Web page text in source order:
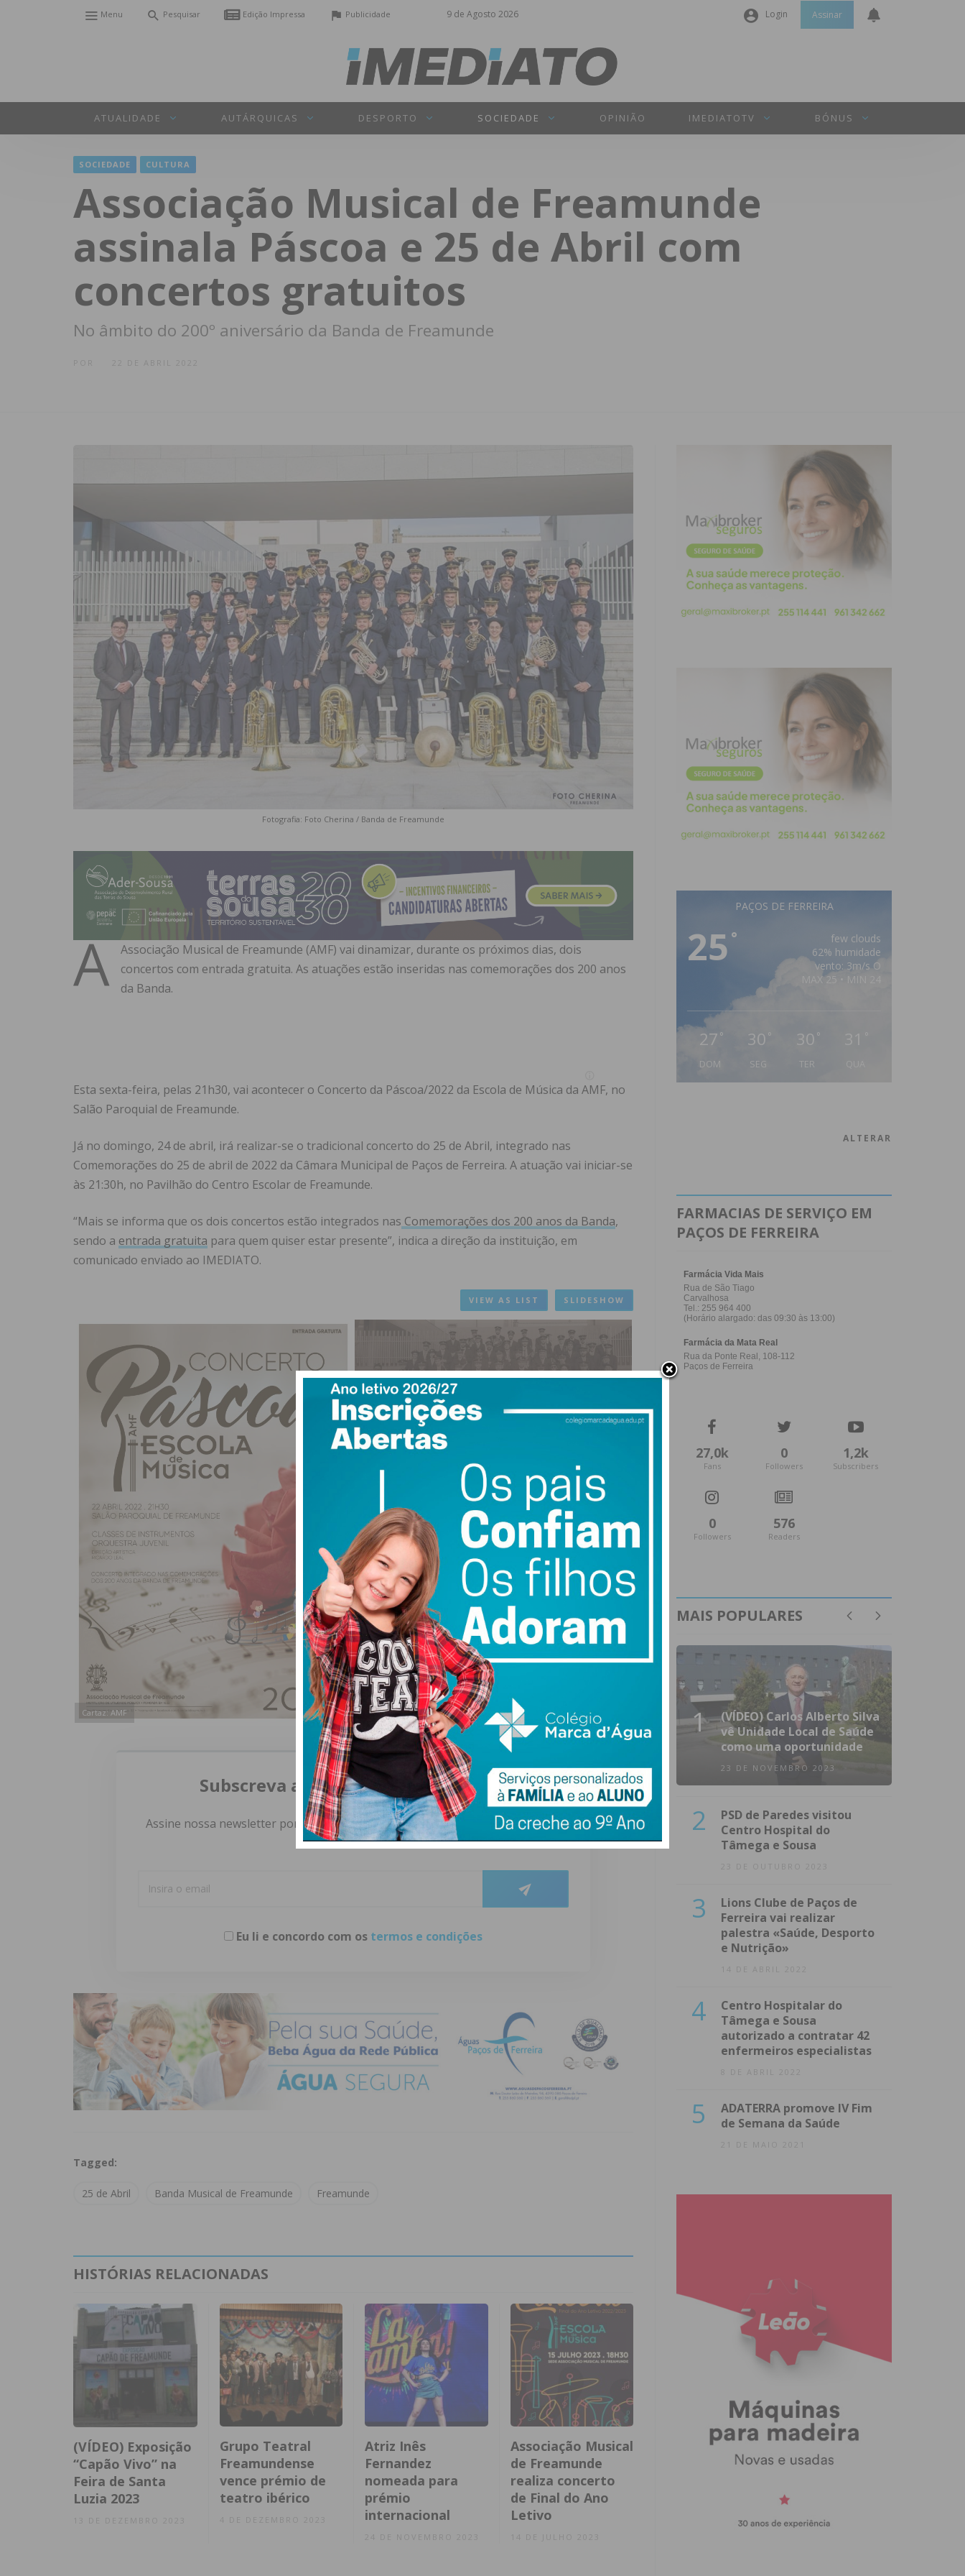
9 de Agosto 2026
Menu Pesquisar Edição Impressa Publicidade Login
Senha
Assinar
ATUALIDADE AUTÁRQUICAS DESPORTO SOCIEDADE OPINIÃO IMEDIATOTV BÓNUS
SOCIEDADE CULTURA
Associação Musical de Freamunde
assinala Páscoa e 25 de Abril com
concertos gratuitos
No âmbito do 200º aniversário da Banda de Freamunde
22 DE ABRIL 2022
Fotografia: Foto Cherina / Banda de Freamunde
A
Associação Musical de Freamunde (AMF) vai dinamizar, durante os próximos dias, dois
concertos com entrada gratuita. As atuações estão inseridas nas comemorações dos 200 anos
da Banda.
Esta sexta-feira, pelas 21h30, vai acontecer o Concerto da Páscoa/2022 da Escola de Música da AMF, no
Salão Paroquial de Freamunde.
Já no domingo, 24 de abril, irá realizar-se o tradicional concerto do 25 de Abril, integrado nas
Comemorações do 25 de abril de 2022 da Câmara Municipal de Paços de Ferreira. A atuação vai iniciar-se
às 21:30h, no Pavilhão do Centro Escolar de Freamunde.
“Mais se informa que os dois concertos estão integrados nas Comemorações dos 200 anos da Banda,
sendo a entrada gratuita para quem quiser estar presente”, indica a direção da instituição, em
comunicado enviado ao IMEDIATO.
VIEW AS LIST SLIDESHOW
Cartaz: AMF Cartaz: AMF
Subscreva a newsletter do Imediato
Assine nossa newsletter por e-mail e obtenha de forma regular a informação
atualizada.
Eu li e concordo com os termos e condições
Tagged:
25 de Abril Banda Musical de Freamunde Freamunde
HISTÓRIAS RELACIONADAS
(VÍDEO) Exposição
“Capão Vivo” na
Feira de Santa
Luzia 2023
Grupo Teatral
Freamundense
vence prémio de
teatro ibérico
4 DE DEZEMBRO 2023
Atriz Inês
Fernandez
nomeada para
prémio
internacional
24 DE NOVEMBRO 2023
Associação Musical
de Freamunde
realiza concerto
de Final do Ano
Letivo
14 DE JULHO 2023
PAÇOS DE FERREIRA
25 °
few clouds
62% humidade
vento: 3m/s O
MAX 25 • MIN 24
27 °
DOM
30 °
SEG
30 °
TER
31 °
ALTERAR
FARMACIAS DE SERVIÇO EM
PAÇOS DE FERREIRA
27,0k
Fans
0
Followers
1,2k
Subscribers
0
Followers
576
Readers
MAIS POPULARES
1
(VÍDEO) Carlos Alberto Silva
vê Unidade Local de Saúde
como uma oportunidade
23 DE NOVEMBRO 2023
2
PSD de Paredes visitou
Centro Hospital do
Tâmega e Sousa
23 DE OUTUBRO 2023
3
Lions Clube de Paços de
Ferreira vai realizar
palestra «Saúde, Desporto
e Nutrição»
14 DE ABRIL 2022
4
Centro Hospitalar do
Tâmega e Sousa
autorizado a contratar 42
enfermeiros especialistas
8 DE ABRIL 2022
5
ADATERRA promove IV Fim
de Semana da Saúde
21 DE MAIO 2021